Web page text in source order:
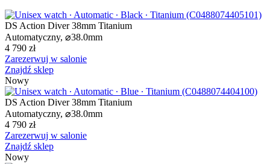
DS Action Diver 38mm Titanium
Automatyczny, ⌀38.0mm
4 790 zł
Zarezerwuj w salonie
Znajdź sklep
Nowy
DS Action Diver 38mm Titanium
Automatyczny, ⌀38.0mm
4 790 zł
Zarezerwuj w salonie
Znajdź sklep
Nowy